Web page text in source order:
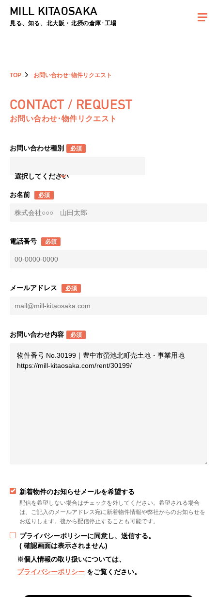
夏季休暇のお知らせ：2026年8月8日(土)～8月16日(日)まで休業とさせていた
MILL KITAOSAKA
見る、知る、北大阪・北摂の倉庫･工場
TOP お問い合わせ･物件リクエスト
CONTACT / REQUEST
お問い合わせ･物件リクエスト
お問い合わせ種別 必須
選択してください
お名前 必須
電話番号 必須
メールアドレス 必須
お問い合わせ内容 必須
新着物件のお知らせメールを希望する
配信を希望しない場合はチェックを外してください。希望される場合
は、ご記入のメールアドレス宛に新着物件情報や弊社からのお知らせを
お送りします。後から配信停止することも可能です。
プライバシーポリシーに同意し、送信する。
( 確認画面は表示されません)
※個人情報の取り扱いについては、
プライバシーポリシー をご覧ください。